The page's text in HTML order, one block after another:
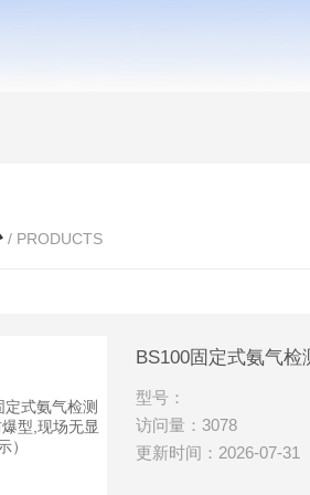
/ PRODUCTS
型号：
访问量：3078
更新时间：2026-07-31